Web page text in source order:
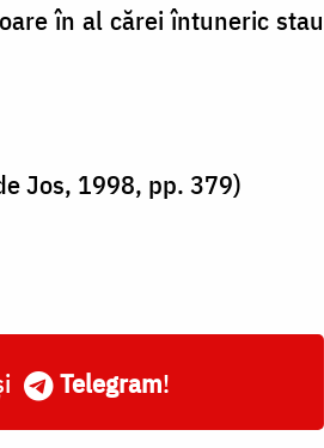
în al cărei întuneric stau
Jos, 1998, pp. 379)
Telegram!